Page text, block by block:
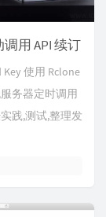
用 API 续订
使用 Rclone
务器定时调用
践,测试,整理发